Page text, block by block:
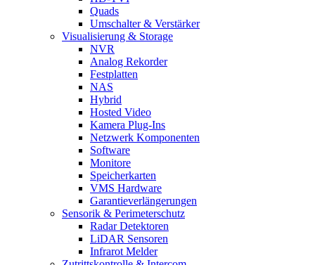
Quads
Umschalter & Verstärker
Visualisierung & Storage
NVR
Analog Rekorder
Festplatten
NAS
Hybrid
Hosted Video
Kamera Plug-Ins
Netzwerk Komponenten
Software
Monitore
Speicherkarten
VMS Hardware
Garantieverlängerungen
Sensorik & Perimeterschutz
Radar Detektoren
LiDAR Sensoren
Infrarot Melder